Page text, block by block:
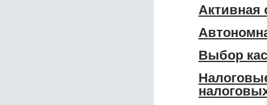
Активная
Выбор